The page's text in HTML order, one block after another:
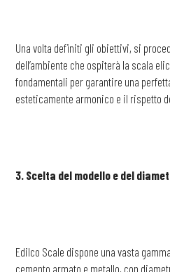
Una volta definiti gli obiettivi, si
dell’ambiente che ospiterà la scala
fondamentali per garantire una
esteticamente armonico e il rispetto
3. Scelta del modello e del
Edilco Scale dispone una vasta
cemento armato e metallo, con